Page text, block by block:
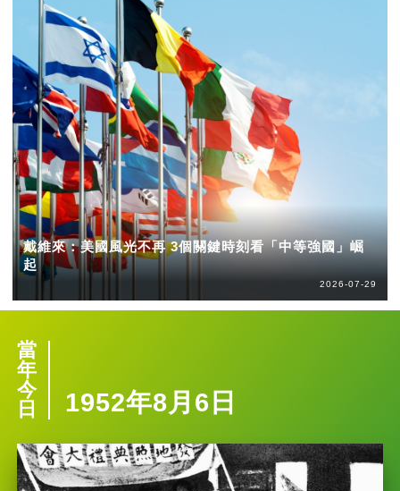
戴維來：美國風光不再 3個關鍵時刻看「中等強國」崛
起
2026-07-29
當
年
今
日
1952年8月6日